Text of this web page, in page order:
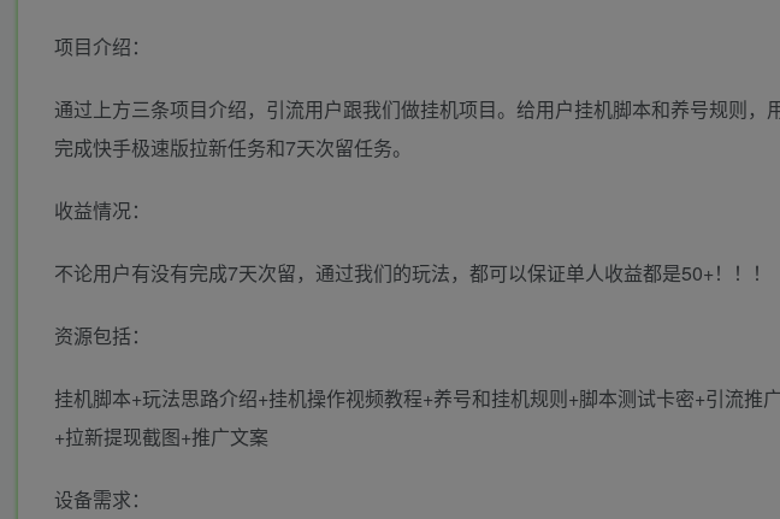
项目介绍：
通过上方三条项目介绍，引流用户跟我们做挂机项目。给用户挂机脚本和养号规则
完成快手极速版拉新任务和7天次留任务。
收益情况：
不论用户有没有完成7天次留，通过我们的玩法，都可以保证单人收益都是50+！！！
资源包括：
挂机脚本+玩法思路介绍+挂机操作视频教程+养号和挂机规则+脚本测试卡密+引流推
+拉新提现截图+推广文案
设备需求：